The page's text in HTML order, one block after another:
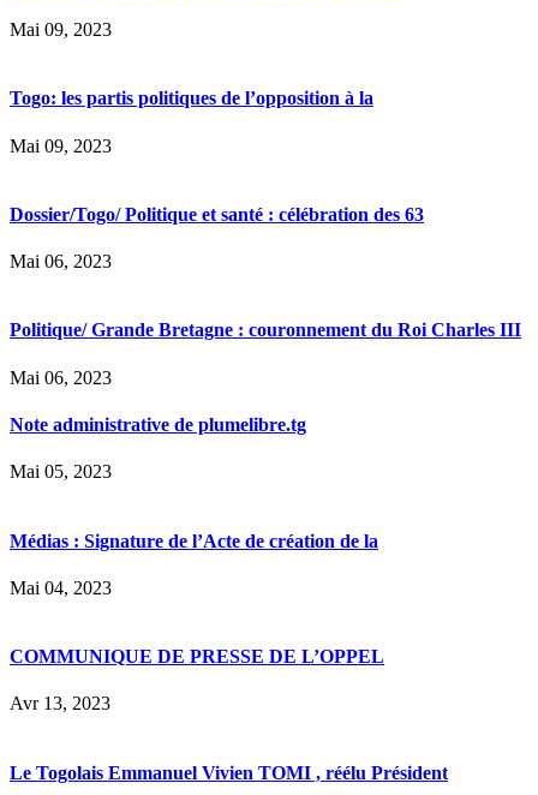
Mai 09, 2023
Togo: les partis politiques de l’opposition à la
Mai 09, 2023
Dossier/Togo/ Politique et santé : célébration des 63
Mai 06, 2023
Politique/ Grande Bretagne : couronnement du Roi Charles III
Mai 06, 2023
Note administrative de plumelibre.tg
Mai 05, 2023
Médias : Signature de l’Acte de création de la
Mai 04, 2023
COMMUNIQUE DE PRESSE DE L’OPPEL
Avr 13, 2023
Le Togolais Emmanuel Vivien TOMI , réélu Président